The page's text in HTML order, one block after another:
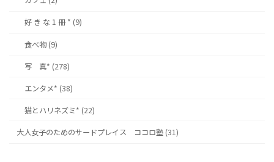
好 き な 1 冊 * (9)
食べ物 (9)
写 真* (278)
エンタメ* (38)
猫とハリネズミ* (22)
大人女子のためのサードプレイス ココロ塾 (31)